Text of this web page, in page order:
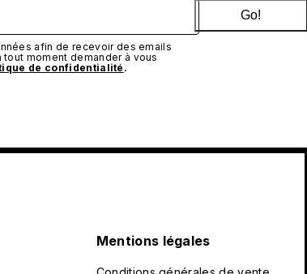
afin de recevoir des emails
tout moment demander à vous
de confidentialité .
Go!
Mentions légales